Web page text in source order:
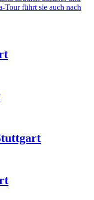
Tour führt sie auch nach